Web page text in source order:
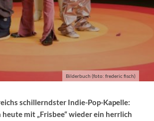
Bilderbuch (foto: frederic fisch)
schillerndster Indie-Pop-Kapelle:
mit „Frisbee“ wieder ein herrlich